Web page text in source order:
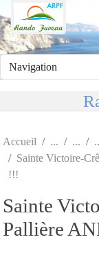
Accueil
Sainte Victoire-
!!!
Sainte
Pallière
Panneau de gestion